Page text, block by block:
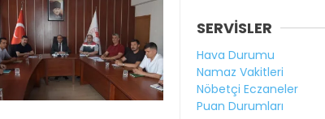
SERVİSLER
Hava Durumu
Namaz Vakitleri
Nöbetçi Eczaneler
Puan Durumları